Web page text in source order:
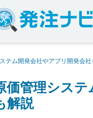
テム開発会社やアプリ開発会
価管理シス
解説